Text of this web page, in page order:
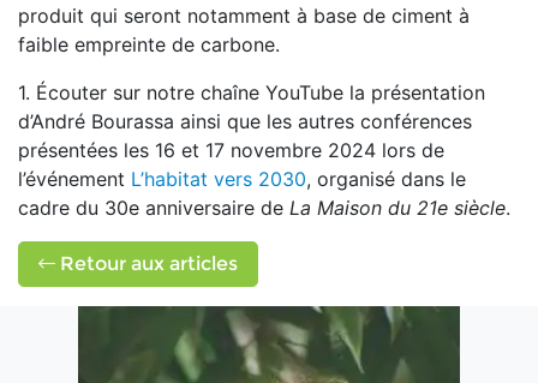
produit qui seront notamment à base de ciment à
faible empreinte de carbone.
1. Écouter sur notre chaîne YouTube la présentation
d’André Bourassa ainsi que les autres conférences
présentées les 16 et 17 novembre 2024 lors de
l’événement L’habitat vers 2030, organisé dans le
cadre du 30e anniversaire de La Maison du 21e siècle.
Retour aux articles